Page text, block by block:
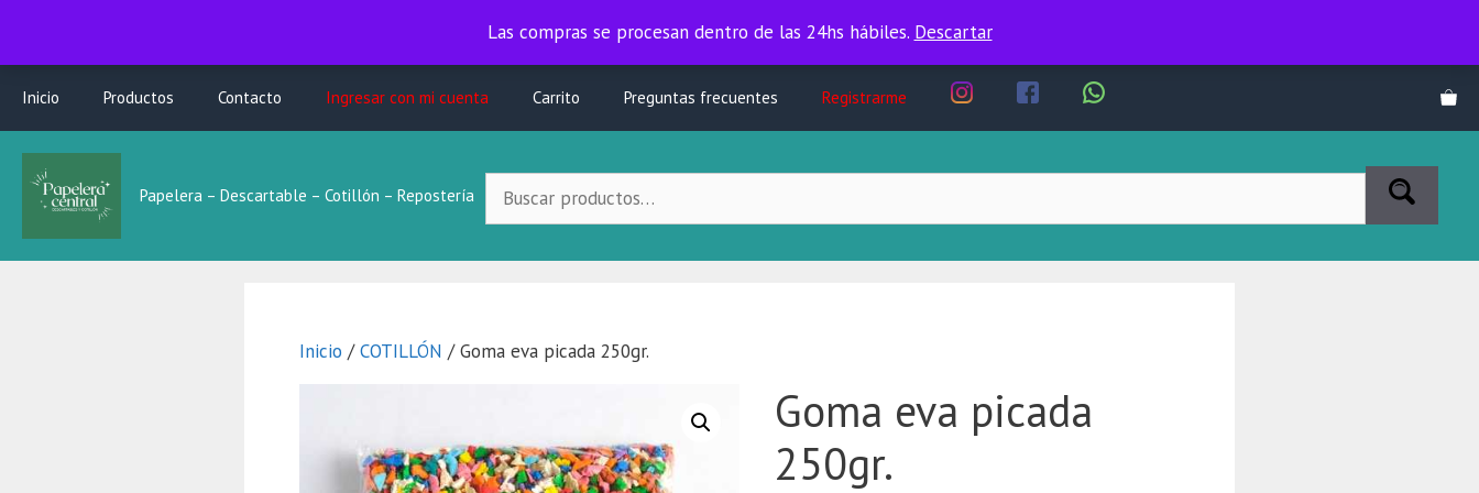
Las compras se procesan dentro de las 24hs hábiles.
Las compras se procesan dentro de las 24hs hábiles. Descartar
contenido
Inicio Productos Contacto Ingresar con mi cuenta Carrito Preguntas frecuentes Registrarme
Papelera – Descartable – Cotillón – Repostería
Buscar
Local:
Inicio /COTILLÓN / Goma eva picada 250gr.
Goma eva picada
250gr.